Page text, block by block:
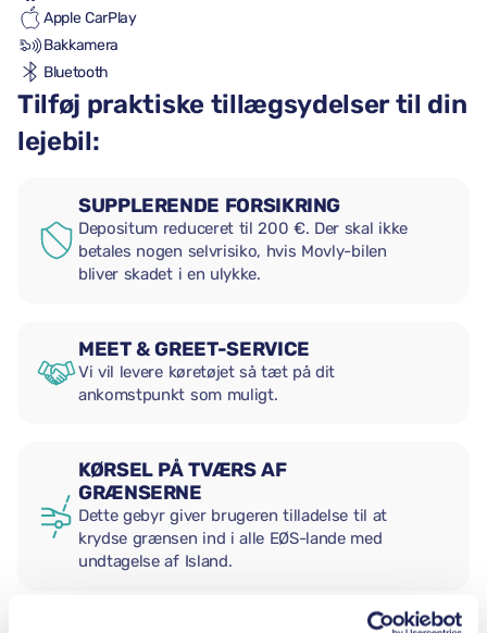
Apple CarPlay
Bakkamera
Bluetooth
Tilføj praktiske tillægsydelser til din
lejebil:
SUPPLERENDE FORSIKRING
Depositum reduceret til 200 €. Der skal ikke
betales nogen selvrisiko, hvis Movly-bilen
bliver skadet i en ulykke.
MEET & GREET-SERVICE
Vi vil levere køretøjet så tæt på dit
ankomstpunkt som muligt.
KØRSEL PÅ TVÆRS AF
GRÆNSERNE
Dette gebyr giver brugeren tilladelse til at
krydse grænsen ind i alle EØS-lande med
undtagelse af Island.